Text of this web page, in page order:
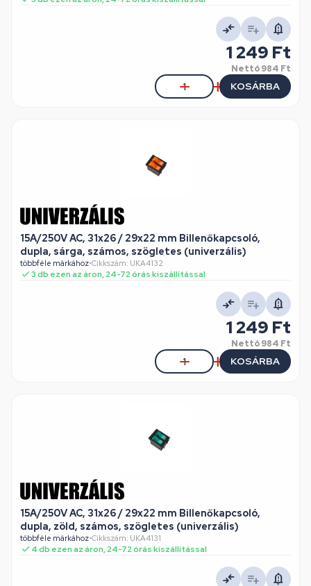
1 249 Ft
Nettó984 Ft
KOSÁRBA
15A/250V AC, 31x26 / 29x22 mm Billenőkapcsoló,
dupla, sárga, számos, szögletes (univerzális)
többféle márkához•Cikkszám: UKA4132
3 db ezen az áron, 24-72 órás kiszállítással
1 249 Ft
Nettó984 Ft
KOSÁRBA
15A/250V AC, 31x26 / 29x22 mm Billenőkapcsoló,
dupla, zöld, számos, szögletes (univerzális)
többféle márkához•Cikkszám: UKA4131
4 db ezen az áron, 24-72 órás kiszállítással